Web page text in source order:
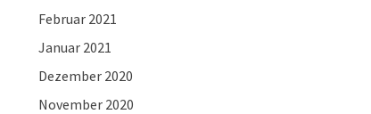
Februar 2021
Januar 2021
Dezember 2020
November 2020